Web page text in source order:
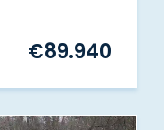
€89.940